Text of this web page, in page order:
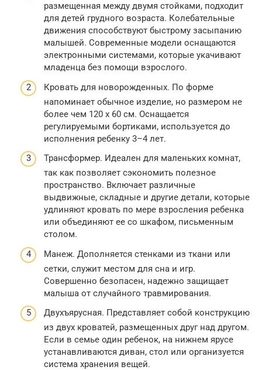
размещенная между двумя стойками, подходит
для детей грудного возраста. Колебательные
движения способствуют быстрому засыпанию
малышей. Современные модели оснащаются
электронными системами, которые укачивают
младенца без помощи взрослого.
Кровать для новорожденных. По форме
напоминает обычное изделие, но размером не
более чем 120 х 60 см. Оснащается
регулируемыми бортиками, используется до
исполнения ребенку 3–4 лет.
Трансформер. Идеален для маленьких комнат,
так как позволяет сэкономить полезное
пространство. Включает различные
выдвижные, складные и другие детали, которые
удлиняют кровать по мере взросления ребенка
или объединяют ее со шкафом, письменным
столом.
Манеж. Дополняется стенками из ткани или
сетки, служит местом для сна и игр.
Совершенно безопасен, надежно защищает
малыша от случайного травмирования.
Двухъярусная. Представляет собой конструкцию
из двух кроватей, размещенных друг над другом.
Если в семье один ребенок, на нижнем ярусе
устанавливаются диван, стол или организуется
система хранения вещей.